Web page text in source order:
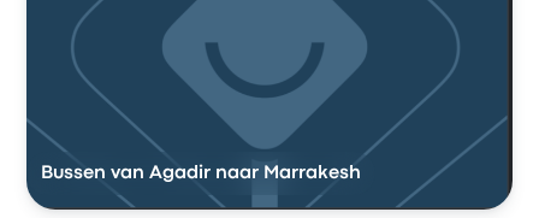
Bussen van Agadir naar Marrakesh